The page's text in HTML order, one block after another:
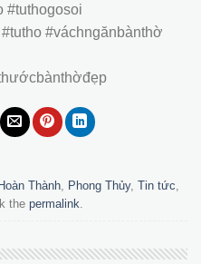
#tuthogosoi
#váchngănbànthờ
Thành, Phong Thủy, Tin tức,
the permalink.